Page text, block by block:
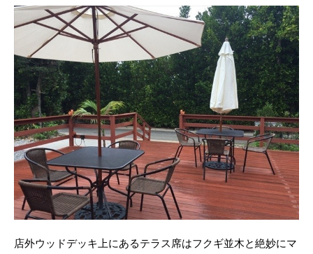
店外ウッドデッキ上にあるテラス席はフクギ並木と絶妙にマ